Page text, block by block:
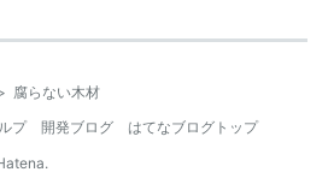
であれば、公共建築にも木のぬく
を演出したい場合がおあ…
腐らない木材
プ 開発ブログ
はてなブログトップ